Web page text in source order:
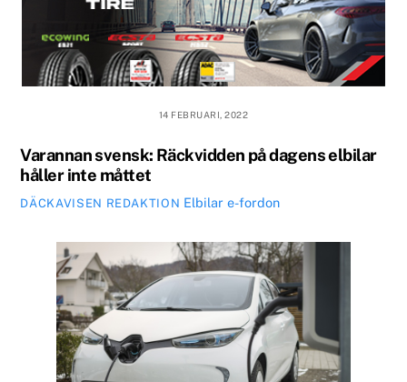
14 FEBRUARI, 2022
Varannan svensk: Räckvidden på dagens elbilar
håller inte måttet
DÄCKAVISEN REDAKTION Elbilar e-fordon